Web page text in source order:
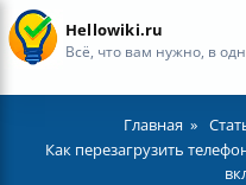
Hellowiki.ru
Всё, что вам нужно, в
Главная
Как перезагрузить